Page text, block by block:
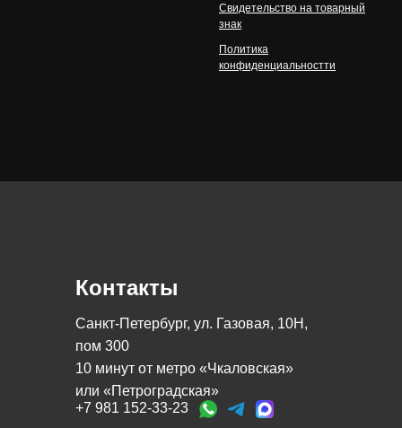
Свидетельство на товарный
знак
Политика
конфиденциальностти
Санкт-Петербург, ул. Газовая, 10Н,
пом 300
10 минут от метро «Чкаловская»
или «Петроградская»
Контакты
+7 981 152-33-23